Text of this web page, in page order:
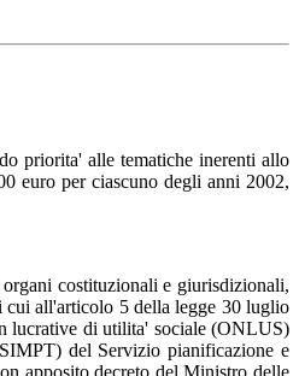
priorita' alle tematiche inerenti allo
euro per ciascuno degli anni 2002,
costituzionali e giurisdizionali,
cui all'articolo 5 della legge 30 luglio
lucrative di utilita' sociale (ONLUS)
del Servizio pianificazione e
apposito decreto del Ministro delle